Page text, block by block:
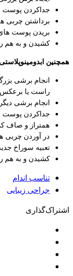
جداکردن پوست
برداشتن چربی
بریدن پوست
کشیدن و به هم
همچنین
انجام برشی
راست یا
انجام برشی
جداکردن پوست
همتراز و صاف
در آوردن
تعبیه سوراخ
کشیدن و به هم
تناسب اندام
جراحی زیبایی
اشتراک‌گذاری